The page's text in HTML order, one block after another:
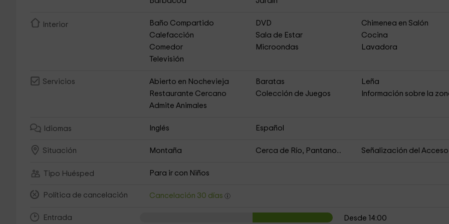
Interior Baño Compartido DVD
Chimenea en Salón
Calefacción
Sala de Estar
Cocina
Comedor
Microondas
Lavadora
Televisión
Servicios Abierto en Nochevieja Baratas
Leña
Restaurante Cercano
Colección de Juegos
Información sobre la
Admite Animales
Idiomas Inglés Español
Situación Montaña Cerca de Río, Pantano... Señalización del Acceso
Tipo Huésped Para ir con Niños
Política de cancelación Cancelación 30 días
Entrada Desde 14:00